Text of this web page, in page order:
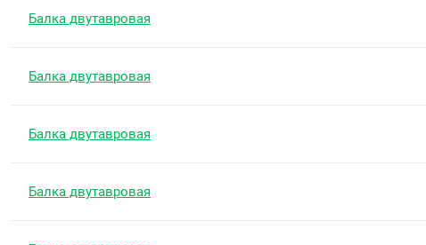
Балка двутавровая
Балка двутавровая
Балка двутавровая
Балка двутавровая